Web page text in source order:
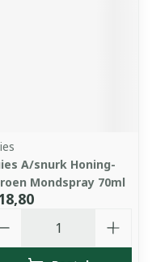
A/snurk Honing-
Mondspray 70ml